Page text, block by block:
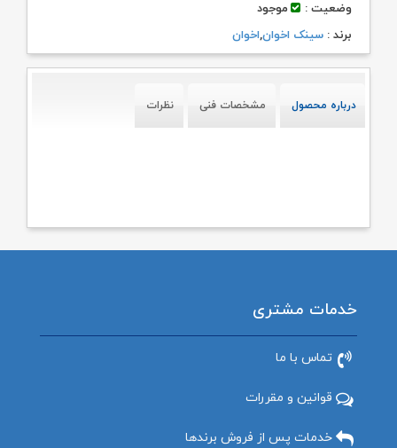
وضعیت :
موجود
برند : سینک اخوان,اخوان
درباره محصول مشخصات فنی نظرات
خدمات مشتری
تماس با ما
قوانین و مقررات
خدمات پس از فروش برندها